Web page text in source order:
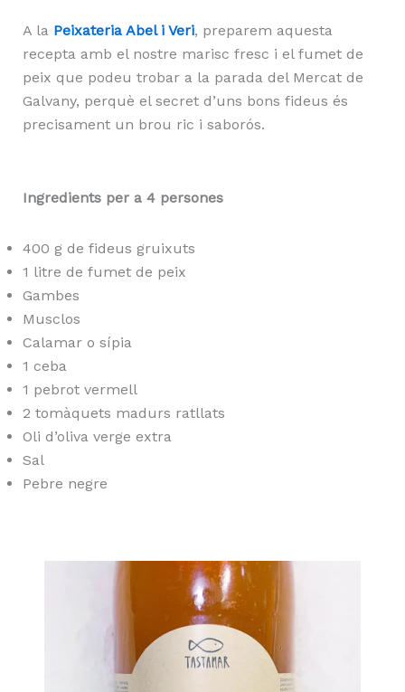
A la Peixateria Abel i Veri, preparem aquesta
recepta amb el nostre marisc fresc i el fumet de
peix que podeu trobar a la parada del Mercat de
Galvany, perquè el secret d’uns bons fideus és
precisament un brou ric i saborós.
Ingredients per a 4 persones
400 g de fideus gruixuts
1 litre de fumet de peix
Gambes
Musclos
Calamar o sípia
1 ceba
1 pebrot vermell
2 tomàquets madurs ratllats
Oli d’oliva verge extra
Sal
Pebre negre